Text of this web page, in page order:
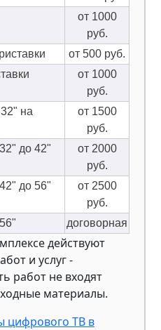
от 1000
руб.
от 500 руб.
от 1000
руб.
на
от 1500
руб.
до 42"
от 2000
руб.
до 56"
от 2500
руб.
договорная
действуют
и услуг -
работ не входят
материалы.
цифрового ТВ в